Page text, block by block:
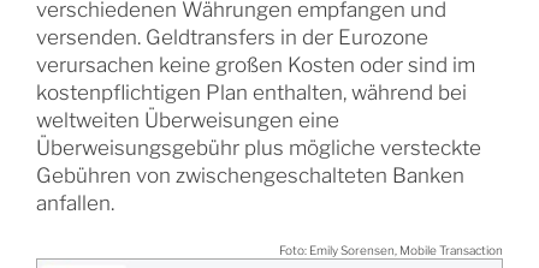
verschiedenen Währungen empfangen und
versenden. Geldtransfers in der Eurozone
verursachen keine großen Kosten oder sind im
kostenpflichtigen Plan enthalten, während bei
weltweiten Überweisungen eine
Überweisungsgebühr plus mögliche versteckte
Gebühren von zwischengeschalteten Banken
anfallen.
Foto: Emily Sorensen, Mobile Transaction